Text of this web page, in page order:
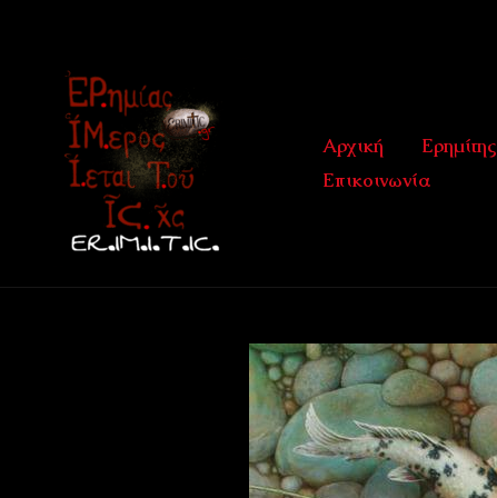
περιεχόμενο
Αρχική Ερημίτης
Επικοινωνία